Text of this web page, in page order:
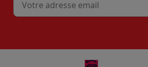
Mon adresse mail